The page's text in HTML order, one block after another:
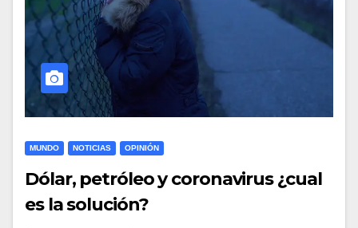
MUNDO NOTICIAS OPINIÓN
Dólar, petróleo y coronavirus ¿cual
es la solución?